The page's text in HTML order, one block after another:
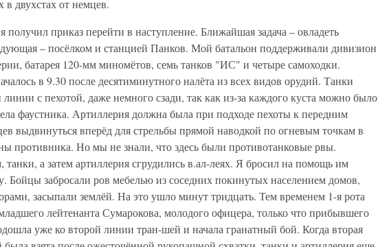
в двухстах от немцев.
получил приказ перейти в наступление. Ближайшая задача – овладеть
– посёлком и станцией Панков. Мой батальон поддерживали дивизион
батарея 120-мм миномётов, семь танков "ИС" и четыре самоходки.
в 9.30 после десятиминутного налёта из всех видов орудий. Танки
с пехотой, даже немного сзади, так как из-за каждого куста можно было
фаустника. Артиллерия должна была при подходе пехоты к передним
выдвинуться вперёд для стрельбы прямой наводкой по огневым точкам в
противника. Но мы не знали, что здесь были противотанковые рвы.
а затем артиллерия сгрудились в.ал-леях. Я бросил на помощь им
Бойцы забросали ров мебелью из соседних покинутых населением домов,
засыпали землёй. На это ушло минут тридцать. Тем временем 1-я рота
лейтенанта Сумарокова, молодого офицера, только что прибывшего
уже ко второй линии тран-шей и начала гранатный бой. Когда вторая